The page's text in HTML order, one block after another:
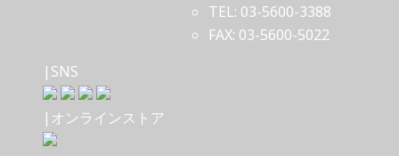
TEL: 03-5600-3388
FAX: 03-5600-5022
|SNS
|オンラインストア